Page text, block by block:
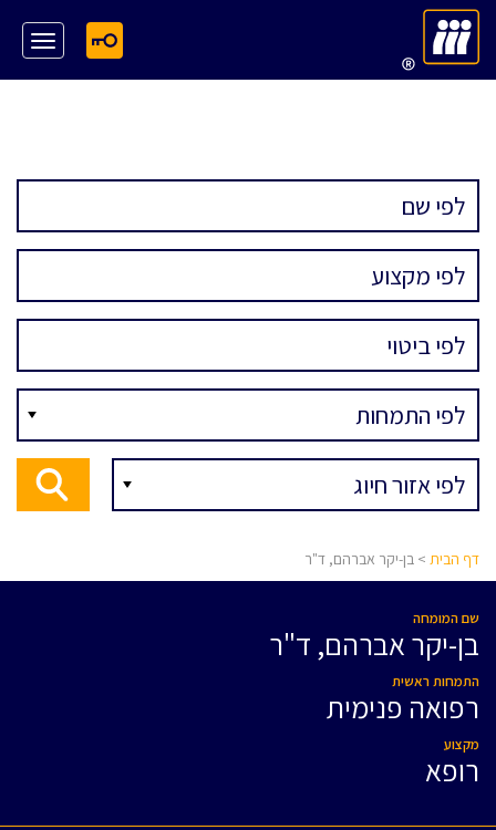
דף הבית > בן-יקר אברהם, ד"ר
שם המומחה
בן-יקר אברהם, ד"ר
התמחות ראשית
רפואה פנימית
מקצוע
רופא